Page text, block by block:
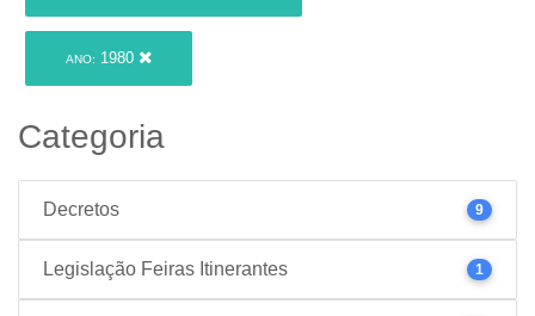
ANO: 1980
Categoria
Decretos 9
Legislação Feiras Itinerantes 1